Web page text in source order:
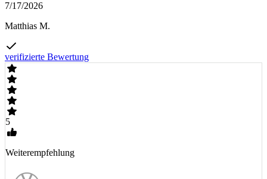
7/17/2026
Matthias M.
verifizierte Bewertung
5
Weiterempfehlung